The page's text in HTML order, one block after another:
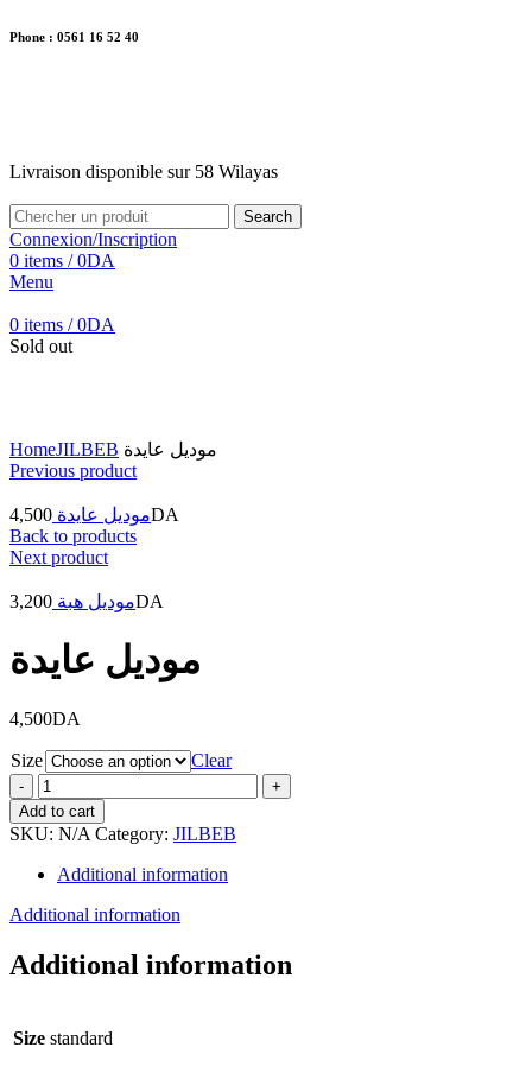
Phone : 0561 16 52 40
Livraison disponible sur 58 Wilayas
Search
Connexion/Inscription
0 items / 0DA
Menu
0 items / 0DA
Sold out
HomeJILBEB موديل عايدة
Previous product
موديل عايدة 4,500
DA
Back to products
Next product
موديل هبة 3,200 DA
موديل عايدة
4,500DA
Size
Clear
موديل
عايدة
quantity
Add to cart
SKU: N/A Category: JILBEB
Additional information
Additional information
Additional information
Size standard